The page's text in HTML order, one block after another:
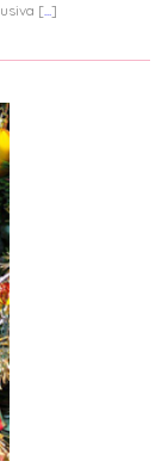
[...]